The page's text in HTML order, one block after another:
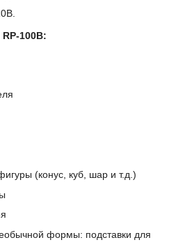
100B:
(конус, куб, шар и т.д.)
формы: подставки для